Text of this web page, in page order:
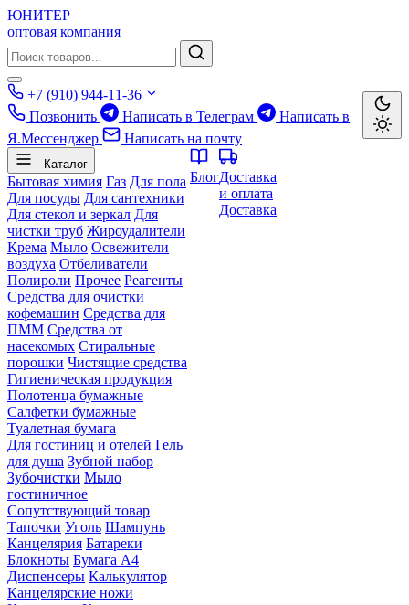
ЮНИТЕР
оптовая компания
+7 (910) 944-11-36
Позвонить
Написать в Телеграм
Написать в
Я.Мессенджер
Написать на почту
Каталог
Бытовая химия Газ Для пола
Для посуды Для сантехники
Для стекол и зеркал Для
чистки труб Жироудалители
Крема Мыло Освежители
воздуха Отбеливатели
Полироли Прочее Реагенты
Средства для очистки
кофемашин Средства для
ПММ Средства от
насекомых Стиральные
порошки Чистящие средства
Гигиеническая продукция
Полотенца бумажные
Салфетки бумажные
Туалетная бумага
Для гостиниц и отелей Гель
для душа Зубной набор
Зубочистки Мыло
гостиничное
Сопутствующий товар
Тапочки Уголь Шампунь
Канцелярия Батареки
Блокноты Бумага А4
Диспенсеры Калькулятор
Канцелярские ножи
БлогДоставка
и оплата
Доставка